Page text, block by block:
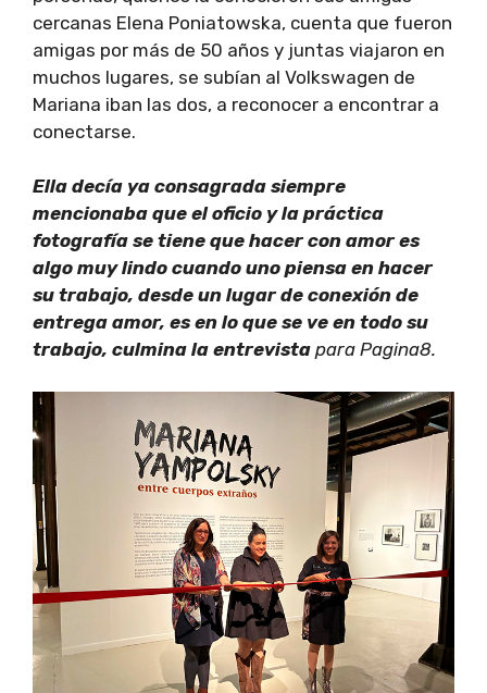
cercanas Elena Poniatowska, cuenta que fueron
amigas por más de 50 años y juntas viajaron en
muchos lugares, se subían al Volkswagen de
Mariana iban las dos, a reconocer a encontrar a
conectarse.
Ella decía ya consagrada siempre
mencionaba que el oficio y la práctica
fotografía se tiene que hacer con amor es
algo muy lindo cuando uno piensa en hacer
su trabajo, desde un lugar de conexión de
entrega amor, es en lo que se ve en todo su
trabajo, culmina la entrevista para Pagina8.